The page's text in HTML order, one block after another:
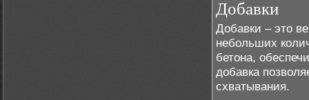
Добавки
Добавки – это
небольших
бетона,
добавка
схватывания.